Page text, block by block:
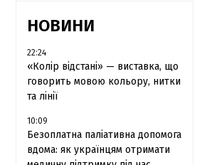
НОВИНИ
22:24
«Колір відстані» — виставка, що
говорить мовою кольору, нитки
та лінії
10:09
Безоплатна паліативна допомога
вдома: як українцям отримати